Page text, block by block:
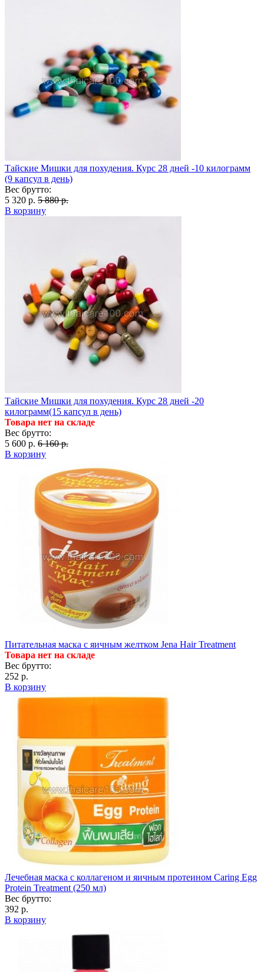
Тайские Мишки для похудения. Курс 28 дней -10 килограмм
(9 капсул в день)
Вес брутто:
5 320 р. 5 880 р.
В корзину
Тайские Мишки для похудения. Курс 28 дней -20
килограмм(15 капсул в день)
Товара нет на складе
Вес брутто:
5 600 р. 6 160 р.
В корзину
Питательная маска с яичным желтком Jena Hair Treatment
Товара нет на складе
Вес брутто:
252 р.
В корзину
Лечебная маска с коллагеном и яичным протеином Caring Egg
Protein Treatment (250 мл)
Вес брутто:
392 р.
В корзину